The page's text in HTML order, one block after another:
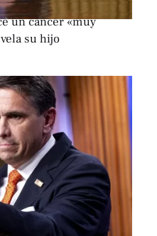
un cáncer «muy
su hijo